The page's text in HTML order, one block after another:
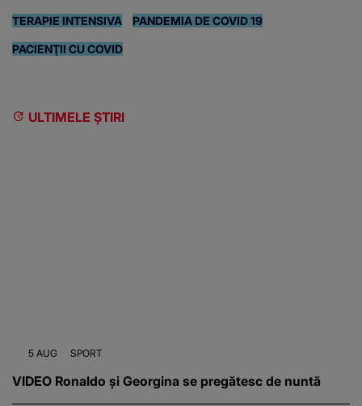
TERAPIE INTENSIVA PANDEMIA DE COVID 19
PACIENŢII CU COVID
ULTIMELE ȘTIRI
5 AUG SPORT
VIDEO Ronaldo și Georgina se pregătesc de nuntă